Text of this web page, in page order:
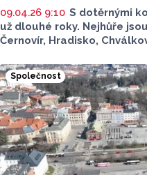
09.04.26 9:10 S dotěrnými
už dlouhé roky. Nejhůře
Černovír, Hradisko,
Aplikovali ho technické
životního prostředí
Společnost